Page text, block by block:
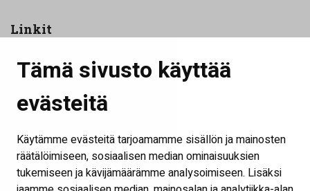
Tämä sivusto käyttää
evästeitä
Käytämme evästeitä tarjoamamme sisällön ja mainosten
räätälöimiseen, sosiaalisen median ominaisuuksien
tukemiseen ja kävijämäärämme analysoimiseen. Lisäksi
Linkit
Yhteystiedot
Tilat
Tapahtumat
Kokouspaketit
Palaute